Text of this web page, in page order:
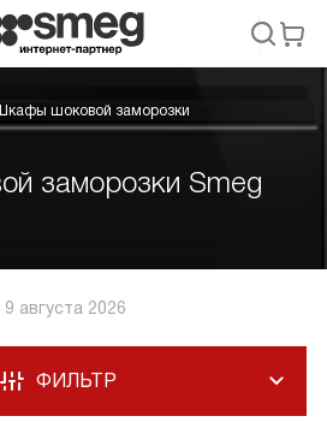
шоковой заморозки
заморозки Smeg
9 августа 2026
ФИЛЬТР